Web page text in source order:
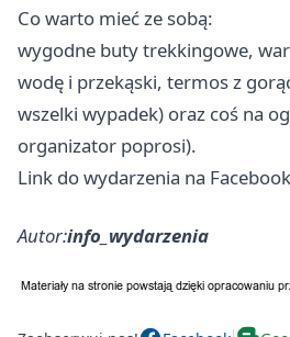
Co warto mieć ze sobą:
wygodne buty trekkingowe,
wodę i przekąski, termos z
wszelki wypadek) oraz coś na
organizator poprosi).
Link do wydarzenia na
Autor:info_wydarzenia